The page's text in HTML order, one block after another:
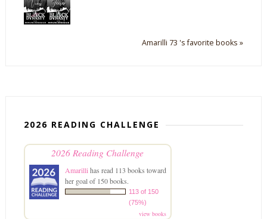
Amarilli 73 's favorite books »
2026 READING CHALLENGE
2026 Reading Challenge
Amarillihas read 113 books toward
her goal of 150 books.
113 of 150
(75%)
view books